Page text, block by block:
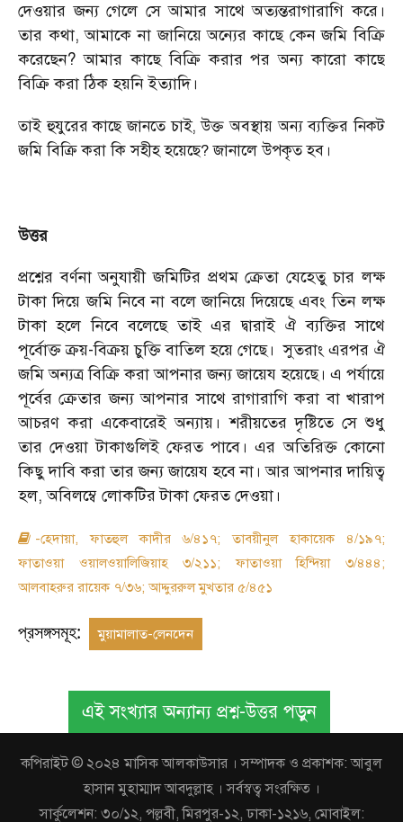
দেওয়ার জন্য গেলে সে আমার সাথে অত্যন্তরাগারাগি করে।
তার কথা, আমাকে না জানিয়ে অন্যের কাছে কেন জমি বিক্রি
করেছেন? আমার কাছে বিক্রি করার পর অন্য কারো কাছে
বিক্রি করা ঠিক হয়নি ইত্যাদি।
তাই হুযুরের কাছে জানতে চাই, উক্ত অবস্থায় অন্য ব্যক্তির নিকট
জমি বিক্রি করা কি সহীহ হয়েছে? জানালে উপকৃত হব।
উত্তর
প্রশ্নের বর্ণনা অনুযায়ী জমিটির প্রথম ক্রেতা যেহেতু চার লক্ষ
টাকা দিয়ে জমি নিবে না বলে জানিয়ে দিয়েছে এবং তিন লক্ষ
টাকা হলে নিবে বলেছে তাই এর দ্বারাই ঐ ব্যক্তির সাথে
পূর্বোক্ত ক্রয়-বিক্রয় চুক্তি বাতিল হয়ে গেছে। সুতরাং এরপর ঐ
জমি অন্যত্র বিক্রি করা আপনার জন্য জায়েয হয়েছে। এ পর্যায়ে
পূর্বের ক্রেতার জন্য আপনার সাথে রাগারাগি করা বা খারাপ
আচরণ করা একেবারেই অন্যায়। শরীয়তের দৃষ্টিতে সে শুধু
তার দেওয়া টাকাগুলিই ফেরত পাবে। এর অতিরিক্ত কোনো
কিছু দাবি করা তার জন্য জায়েয হবে না। আর আপনার দায়িত্ব
হল, অবিলম্বে লোকটির টাকা ফেরত দেওয়া।
-হেদায়া, ফাতহুল কাদীর ৬/৪১৭; তাবয়ীনুল হাকায়েক ৪/১৯৭;
ফাতাওয়া ওয়ালওয়ালিজিয়াহ ৩/২১১; ফাতাওয়া হিন্দিয়া ৩/৪৪৪;
আলবাহরুর রায়েক ৭/৩৬; আদ্দুররুল মুখতার ৫/৪৫১
প্রসঙ্গসমূহ: মুয়ামালাত-লেনদেন
এই সংখ্যার অন্যান্য প্রশ্ন-উত্তর পড়ুন
কপিরাইট © ২০২৪ মাসিক আলকাউসার । সম্পাদক ও প্রকাশক: আবুল
হাসান মুহাম্মাদ আবদুল্লাহ । সর্বস্বত্ব সংরক্ষিত ।
সার্কুলেশন: ৩০/১২, পল্লবী, মিরপুর-১২, ঢাকা-১২১৬, মোবাইল: